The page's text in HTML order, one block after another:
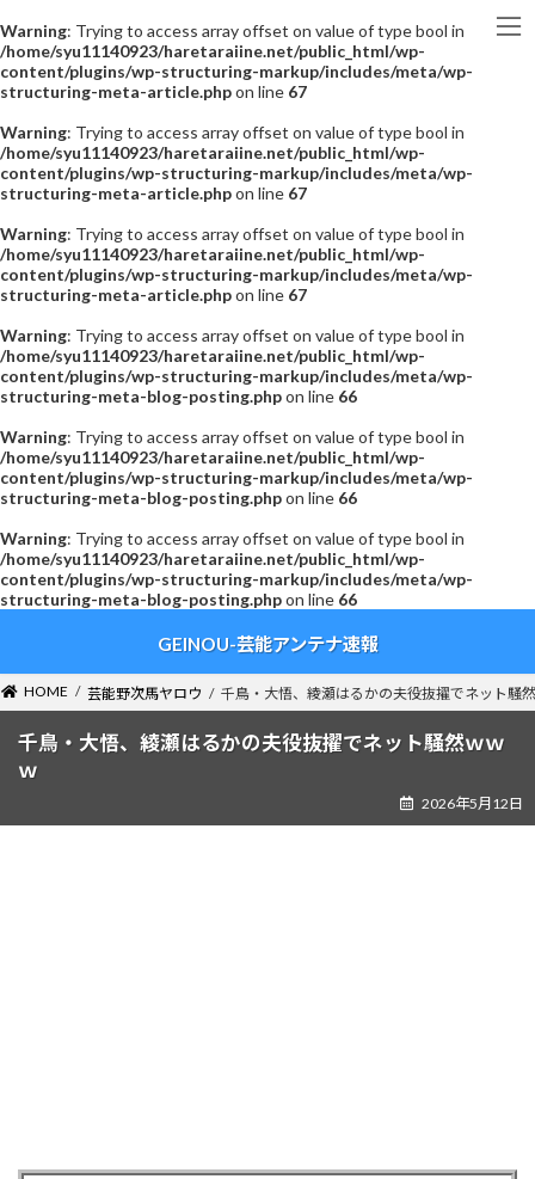
Warning: Trying to access array offset on value of type bool in
/home/syu11140923/haretaraiine.net/public_html/wp-
content/plugins/wp-structuring-markup/includes/meta/wp-
structuring-meta-article.phpon line 67
Warning: Trying to access array offset on value of type bool in
/home/syu11140923/haretaraiine.net/public_html/wp-
content/plugins/wp-structuring-markup/includes/meta/wp-
structuring-meta-article.phpon line 67
Warning: Trying to access array offset on value of type bool in
/home/syu11140923/haretaraiine.net/public_html/wp-
content/plugins/wp-structuring-markup/includes/meta/wp-
structuring-meta-article.phpon line 67
Warning: Trying to access array offset on value of type bool in
/home/syu11140923/haretaraiine.net/public_html/wp-
content/plugins/wp-structuring-markup/includes/meta/wp-
structuring-meta-blog-posting.phpon line 66
Warning: Trying to access array offset on value of type bool in
/home/syu11140923/haretaraiine.net/public_html/wp-
content/plugins/wp-structuring-markup/includes/meta/wp-
structuring-meta-blog-posting.phpon line 66
Warning: Trying to access array offset on value of type bool in
/home/syu11140923/haretaraiine.net/public_html/wp-
content/plugins/wp-structuring-markup/includes/meta/wp-
structuring-meta-blog-posting.phpon line 66
ン
ツ
ー
シ
GEINOU-芸能アンテナ速報
HOME 芸能野次馬ヤロウ 千鳥・大悟、綾瀬はるかの夫役抜擢でネット騒
千鳥・大悟、綾瀬はるかの夫役抜擢でネット騒然ｗｗ
ｗ
2026年5月12日